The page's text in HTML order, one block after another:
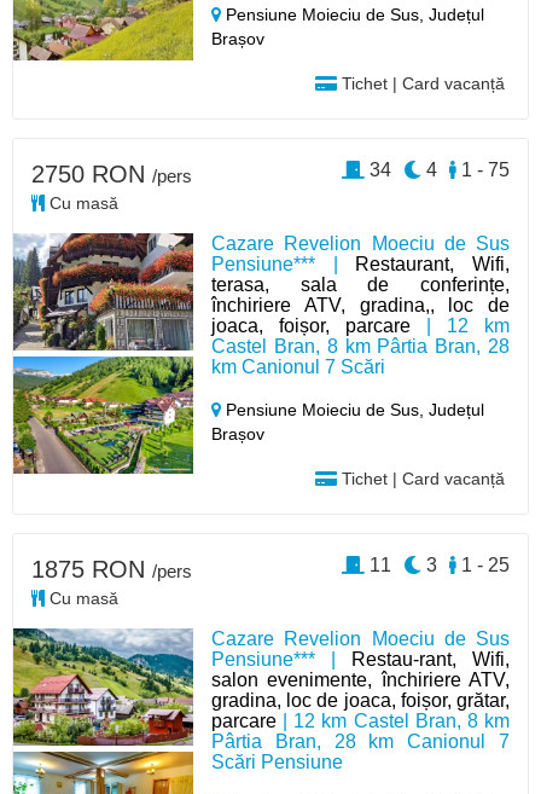
Pensiune Moieciu de Sus,Județul
Brașov
Tichet | Card vacanță
Cazare Revelion Moeciu de Sus
Pensiune*** | Restaurant, Wifi,
terasa, sala de conferințe,
închiriere ATV, gradina,, loc de
joaca, foișor, parcare | 12 km
Castel Bran, 8 km Pârtia Bran, 28
km Canionul 7 Scări
Pensiune Moieciu de Sus,Județul
Brașov
Tichet | Card vacanță
2750 RON /pers
Cu masă
1 - 75
4
34
Cazare Revelion Moeciu de Sus
Pensiune*** |
Restau-rant, Wifi,
salon evenimente, închiriere ATV,
gradina, loc de joaca, foișor, grătar,
parcare | 12 km Castel Bran, 8 km
Pârtia Bran, 28 km Canionul 7
Scări Pensiune
1875 RON /pers
Cu masă
1 - 25
3
11